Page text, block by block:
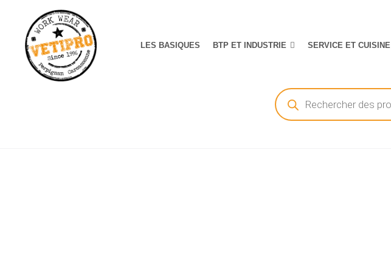
LES BASIQUES BTP ET INDUSTRIE SERVICE ET CUISINE
Recherche
de
produits